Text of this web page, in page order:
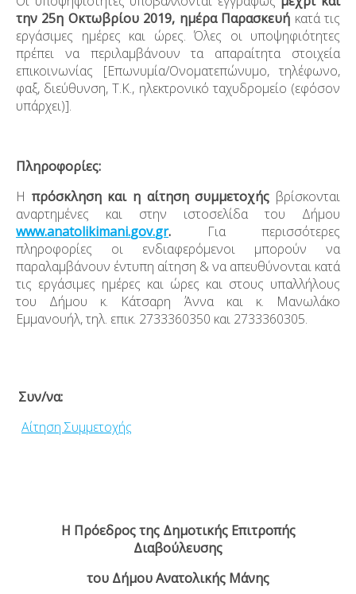
την 25η Οκτωβρίου 2019, ηµέρα Παρασκευή κατά τις
εργάσιµες ηµέρες και ώρες. Όλες οι υποψηφιότητες
πρέπει να περιλαµβάνουν τα απαραίτητα στοιχεία
επικοινωνίας [Επωνυµία/Ονοµατεπώνυµο, τηλέφωνο,
φαξ, διεύθυνση, Τ.Κ., ηλεκτρονικό ταχυδροµείο (εφόσον
υπάρχει)].
Πληροφορίες:
Η πρόσκληση και η αίτηση συμμετοχής βρίσκονται
αναρτημένες και στην ιστοσελίδα του Δήμου
www.anatolikimani.gov.gr. Για περισσότερες
πληροφορίες οι ενδιαφερόµενοι µπορούν να
παραλαµβάνουν έντυπη αίτηση & να απευθύνονται κατά
τις εργάσιµες ηµέρες και ώρες και στους υπαλλήλους
του Δήμου κ. Κάτσαρη Άννα και κ. Μανωλάκο
Εμμανουήλ, τηλ. επικ. 2733360350 και 2733360305.
Συν/να:
Αίτηση Συµµετοχής
Η Πρόεδρος της Δημοτικής Επιτροπής
Διαβούλευσης
του Δήμου Ανατολικής Μάνης